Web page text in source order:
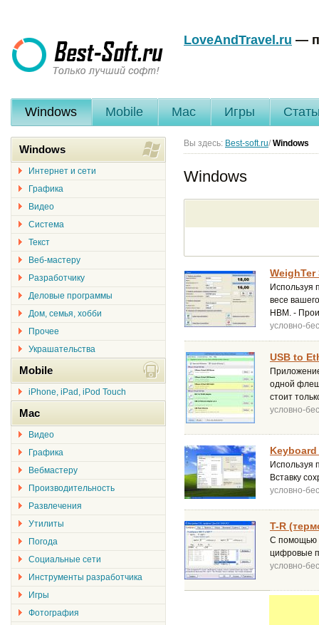
LoveAndTravel.ru —
Windows Mobile Mac Игры
Вы здесь: Best-soft.ru/ Windows
Windows
WeighTer
Используя
весе
HBM. -
условно-
USB to
одной флеш
стоит
условно-
Используя
Вставку
условно-
T-R
С помощью
цифровые
условно-
Windows
Интернет и сети
Графика
Видео
Система
Текст
Веб-мастеру
Разработчику
Деловые программы
Дом, семья, хобби
Прочее
Украшательства
Mobile
iPhone, iPad, iPod Touch
Mac
Видео
Графика
Вебмастеру
Производительность
Развлечения
Утилиты
Погода
Социальные сети
Инструменты разработчика
Игры
Фотография